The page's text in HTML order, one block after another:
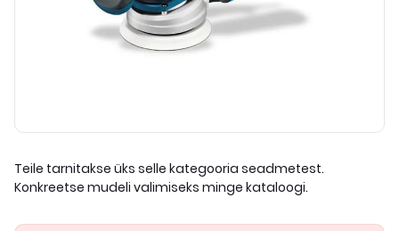
Teile tarnitakse üks selle kategooria seadmetest.
Konkreetse mudeli valimiseks minge kataloogi.